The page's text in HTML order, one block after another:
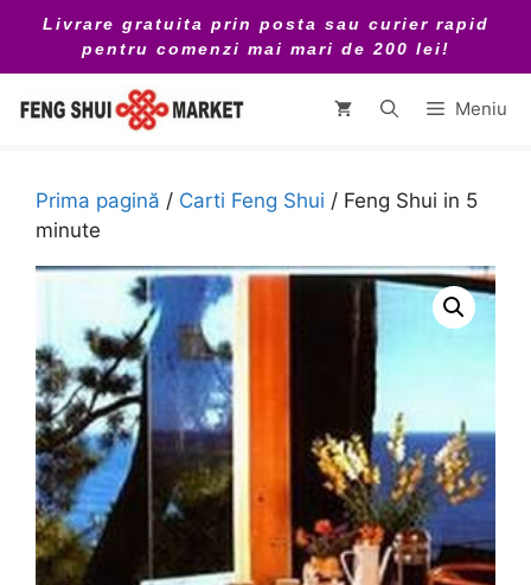
conținut
Livrare gratuita prin posta sau curier rapid
pentru comenzi mai mari de 200 lei!
Meniu
Prima pagină / Carti Feng Shui / Feng Shui in 5
minute